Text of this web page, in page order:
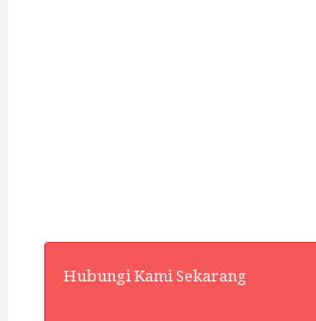
Hubungi Kami Sekarang